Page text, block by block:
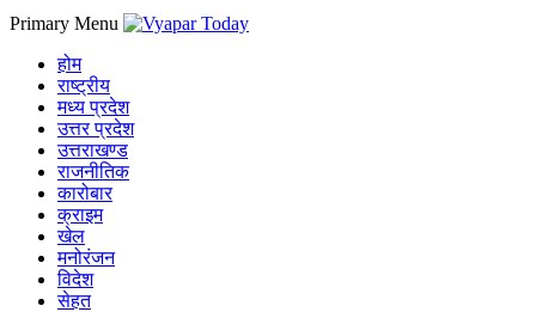
Primary Menu
होम
राष्ट्रीय
मध्य प्रदेश
उत्तर प्रदेश
उत्तराखण्ड
राजनीतिक
कारोबार
क्राइम
खेल
मनोरंजन
विदेश
सेहत